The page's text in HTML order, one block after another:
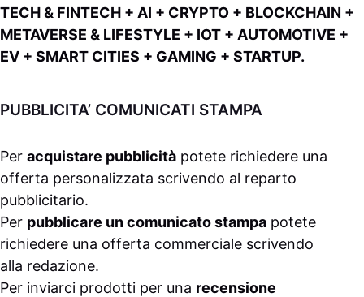
TECH & FINTECH + AI + CRYPTO + BLOCKCHAIN +
METAVERSE & LIFESTYLE + IOT + AUTOMOTIVE +
EV + SMART CITIES + GAMING + STARTUP.
PUBBLICITA’ COMUNICATI STAMPA
Per acquistare pubblicità potete richiedere una
offerta personalizzata scrivendo al reparto
pubblicitario.
Per pubblicare un comunicato stampa potete
richiedere una offerta commerciale scrivendo
alla redazione.
Per inviarci prodotti per una recensione